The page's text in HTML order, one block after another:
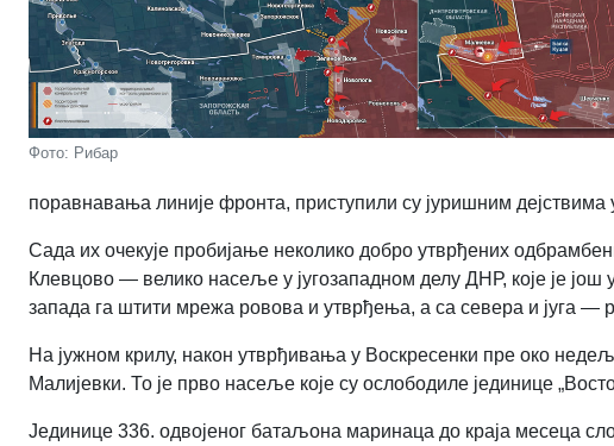
Фото: Рибар
поравнавања линије фронта, приступили су јуришним дејствима
Сада их очекује пробијање неколико добро утврђених
Клевцово — велико насеље у југозападном делу ДНР, које је
запада га штити мрежа ровова и утврђења, а са севера и југа —
На јужном крилу, након утврђивања у Воскресенки пре око
Малијевки. То је прво насеље које су ослободиле јединице
Јединице 336. одвојеног батаљона маринаца до краја месеца